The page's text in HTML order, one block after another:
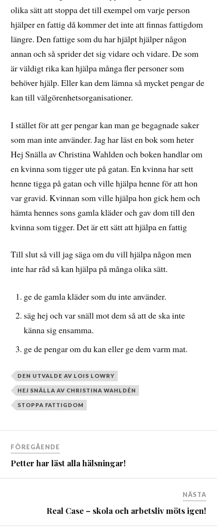
olika sätt att stoppa det till exempel om varje person
hjälper en fattig då kommer det inte att finnas fattigdom
längre. Den fattige som du har hjälpt hjälper någon
annan och så sprider det sig vidare och vidare. De som
är väldigt rika kan hjälpa många fler personer som
behöver hjälp. Eller kan dem lämna så mycket pengar de
kan till välgörenhetsorganisationer.
I stället för att ger pengar kan man ge begagnade saker
som man inte använder. Jag har läst en bok som heter
Hej Snälla av Christina Wahlden och boken handlar om
en kvinna som tigger ute på gatan. En kvinna har sett
henne tigga på gatan och ville hjälpa henne för att hon
var gravid. Kvinnan som ville hjälpa hon gick hem och
hämta hennes sons gamla kläder och gav dom till den
kvinna som tigger. Det är ett sätt att hjälpa en fattig
Till slut så vill jag säga om du vill hjälpa någon men
inte har råd så kan hjälpa på många olika sätt.
ge de gamla kläder som du inte använder.
säg hej och var snäll mot dem så att de ska inte
känna sig ensamma.
ge de pengar om du kan eller ge dem varm mat.
DEN UTVALDE AV LOIS LOWRY
HEJ SNÄLLA AV CHRISTINA WAHLDÉN
STOPPA FATTIGDOM
FÖREGÅENDE
Petter har läst alla hälsningar!
NÄSTA
Real Case – skola och arbetsliv möts igen!